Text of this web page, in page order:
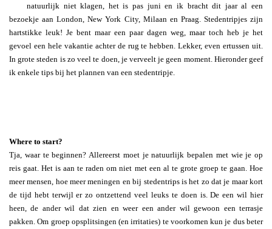
natuurlijk niet klagen, het is pas juni en ik bracht dit jaar al een
bezoekje aan London, New York City, Milaan en Praag. Stedentripjes zijn
hartstikke leuk! Je bent maar een paar dagen weg, maar toch heb je het
gevoel een hele vakantie achter de rug te hebben. Lekker, even ertussen uit.
In grote steden is zo veel te doen, je verveelt je geen moment. Hieronder geef
ik enkele tips bij het plannen van een stedentripje.
Where to start?
Tja, waar te beginnen? Allereerst moet je natuurlijk bepalen met wie je op
reis gaat. Het is aan te raden om niet met een al te grote groep te gaan. Hoe
meer mensen, hoe meer meningen en bij stedentrips is het zo dat je maar kort
de tijd hebt terwijl er zo ontzettend veel leuks te doen is. De een wil hier
heen, de ander wil dat zien en weer een ander wil gewoon een terrasje
pakken. Om groep opsplitsingen (en irritaties) te voorkomen kun je dus beter